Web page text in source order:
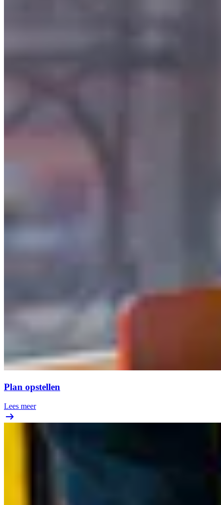
Plan opstellen
Lees meer